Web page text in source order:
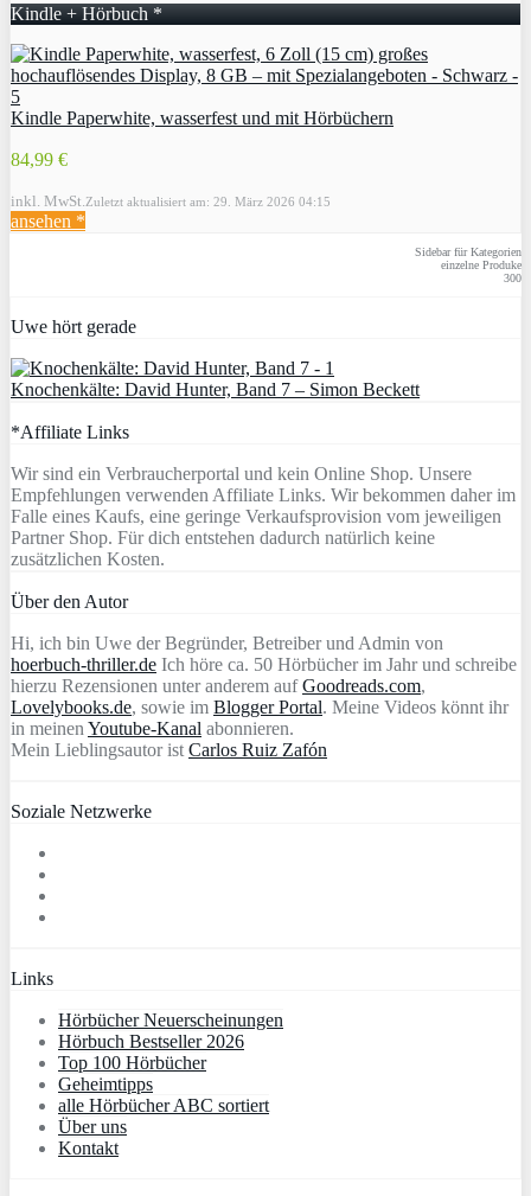
Kindle + Hörbuch *
Kindle Paperwhite, wasserfest und mit Hörbüchern
84,99 €
inkl. MwSt. Zuletzt aktualisiert am: 29. März 2026 04:15
ansehen *
Sidebar für Kategorien
einzelne Produke
300
Uwe hört gerade
Knochenkälte: David Hunter, Band 7 – Simon Beckett
*Affiliate Links
Wir sind ein Verbraucherportal und kein Online Shop. Unsere
Empfehlungen verwenden Affiliate Links. Wir bekommen daher im
Falle eines Kaufs, eine geringe Verkaufsprovision vom jeweiligen
Partner Shop. Für dich entstehen dadurch natürlich keine
zusätzlichen Kosten.
Über den Autor
Hi, ich bin Uwe der Begründer, Betreiber und Admin von
hoerbuch-thriller.de Ich höre ca. 50 Hörbücher im Jahr und schreibe
hierzu Rezensionen unter anderem aufGoodreads.com,
Lovelybooks.de, sowie im Blogger Portal. Meine Videos könnt ihr
in meinen Youtube-Kanal abonnieren.
Mein Lieblingsautor ist Carlos Ruiz Zafón
Soziale Netzwerke
Links
Hörbücher Neuerscheinungen
Hörbuch Bestseller 2026
Top 100 Hörbücher
Geheimtipps
alle Hörbücher ABC sortiert
Über uns
Kontakt